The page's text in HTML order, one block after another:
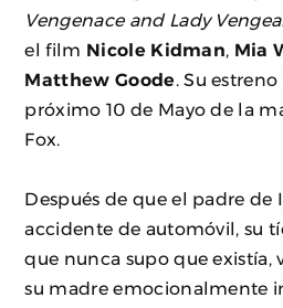
Vengenace and Lady
el film Nicole Kidman Mia
Matthew Goode . Su
próximo 10 de Mayo de la
Fox.
Después de que el padre de
accidente de automóvil, su
que nunca supo que existía,
su madre emocionalmente